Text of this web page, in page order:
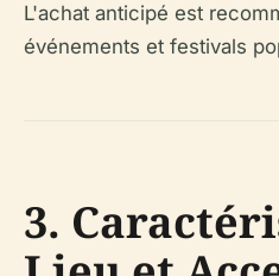
L'achat anticipé est
événements et festivals
3.